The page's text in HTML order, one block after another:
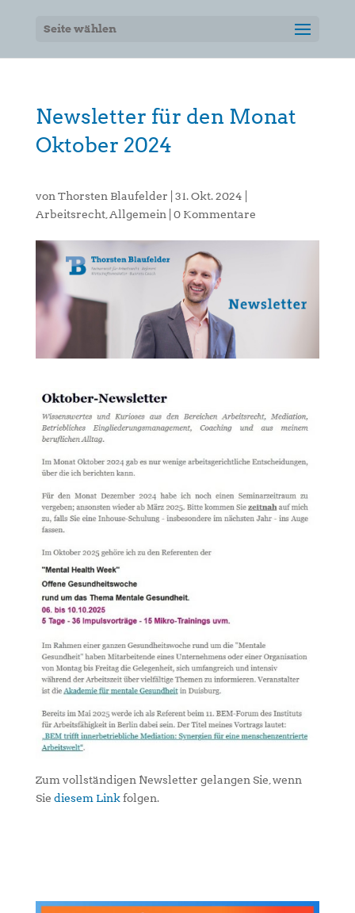
Seite wählen
Newsletter für den Monat
Oktober 2024
von Thorsten Blaufelder 31. Okt. 2024
Arbeitsrecht, Allgemein 0 Kommentare
Zum vollständigen Newsletter gelangen Sie, wenn
Sie diesem Linkfolgen.